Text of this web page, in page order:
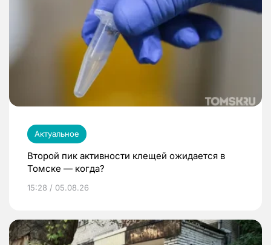
Актуальное
Второй пик активности клещей ожидается в
Томске — когда?
15:28 / 05.08.26